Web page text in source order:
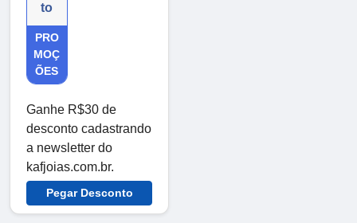
to
PRO
MOÇ
ÕES
Ganhe R$30 de
desconto cadastrando
a newsletter do
kafjoias.com.br.
Pegar Desconto